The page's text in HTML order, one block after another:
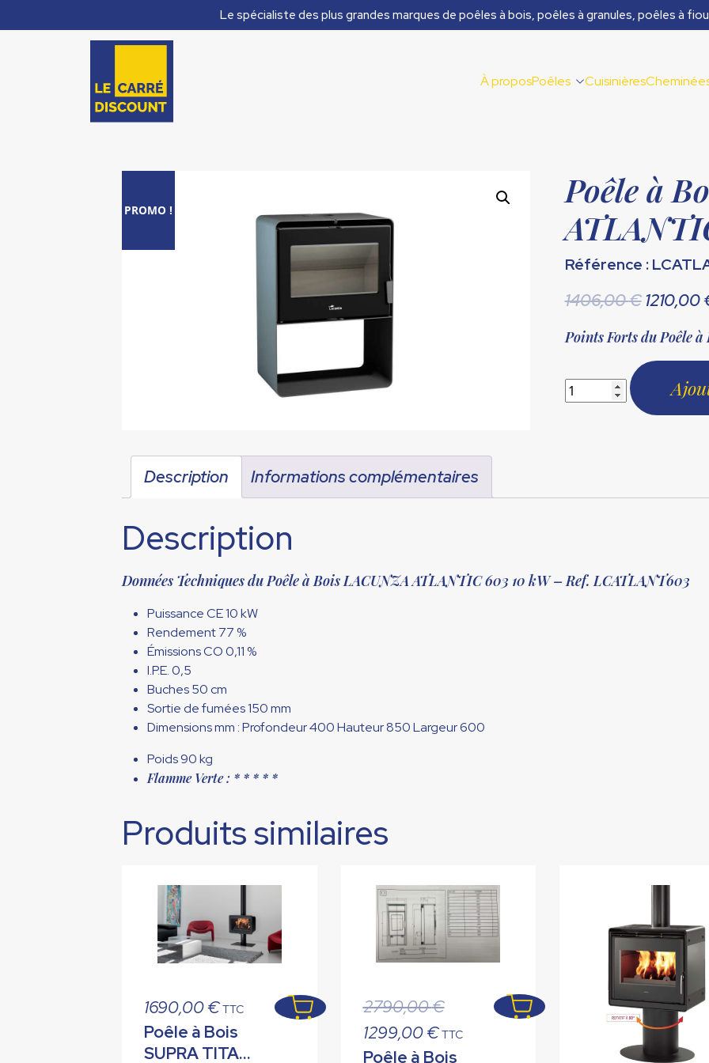
Le spécialiste des plus grandes marques de poêles à bois, poêles à granules, poêles à
À proposPoêles Cuisinières
PROMO !
Poêle à
Référence :
1406,00€ Le
initial
était :
1406,00
1210,00
Points Forts du Poêle
Description Informations complémentaires
Description
Données Techniques du Poêle à Bois LACUNZA ATLANTIC 603 10 kW – Ref. LCATLANT603
Puissance CE 10 kW
Rendement 77 %
Émissions CO 0,11 %
I.P.E. 0,5
Buches 50 cm
Sortie de fumées 150 mm
Dimensions mm : Profondeur 400 Hauteur 850 Largeur 600
Poids 90 kg
Flamme Verte : * * * * *
Produits similaires
1690,00€TTC
Poêle à Bois
SUPRA TITAN
2790,00€Le
initial
était :
1299,00€Le
prix
TTC
Poêle à Bois